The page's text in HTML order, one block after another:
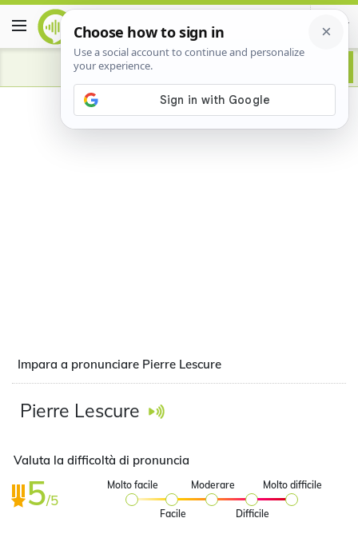
Advertisement
Impara a pronunciare Pierre Lescure
Pierre Lescure
Valuta la difficoltà di pronuncia
5/5
Molto facile
Facile
Moderare
Difficile
Molto difficile